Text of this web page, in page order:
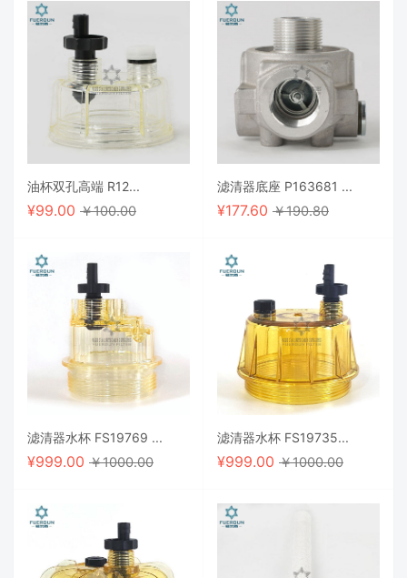
油杯双孔高端 R12...
¥99.00 ￥100.00
滤清器底座 P163681 ...
¥177.60 ￥190.80
滤清器水杯 FS19769 ...
¥999.00 ￥1000.00
滤清器水杯 FS19735...
¥999.00 ￥1000.00